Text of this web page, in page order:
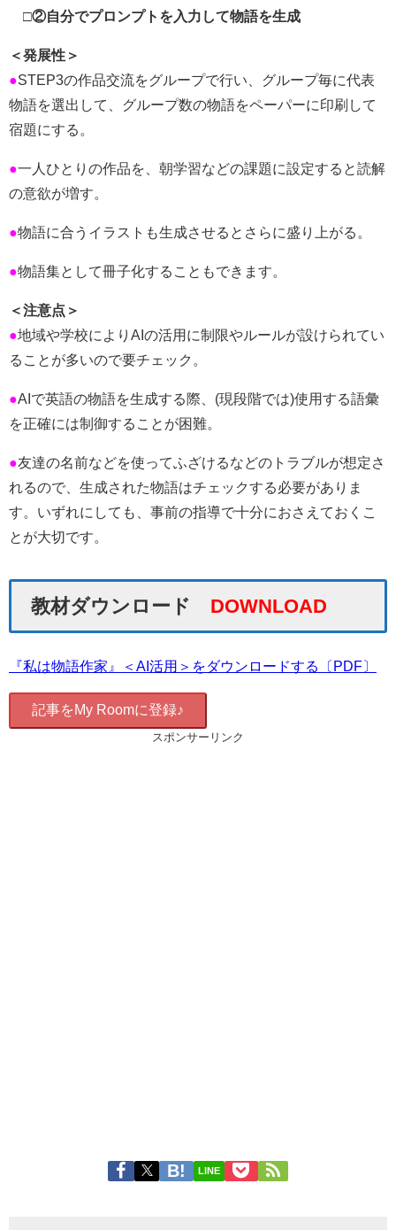
□②自分でプロンプトを入力して物語を生成
＜発展性＞
●STEP3の作品交流をグループで行い、グループ毎に代表
物語を選出して、グループ数の物語をペーパーに印刷して
宿題にする。
●一人ひとりの作品を、朝学習などの課題に設定すると読解
の意欲が増す。
●物語に合うイラストも生成させるとさらに盛り上がる。
●物語集として冊子化することもできます。
＜注意点＞
●地域や学校によりAIの活用に制限やルールが設けられてい
ることが多いので要チェック。
●AIで英語の物語を生成する際、(現段階では)使用する語彙
を正確には制御することが困難。
●友達の名前などを使ってふざけるなどのトラブルが想定さ
れるので、生成された物語はチェックする必要がありま
す。いずれにしても、事前の指導で十分におさえておくこ
とが大切です。
教材ダウンロード DOWNLOAD
『私は物語作家』＜AI活用＞をダウンロードする〔PDF〕
記事をMy Roomに登録♪
スポンサーリンク
LINE